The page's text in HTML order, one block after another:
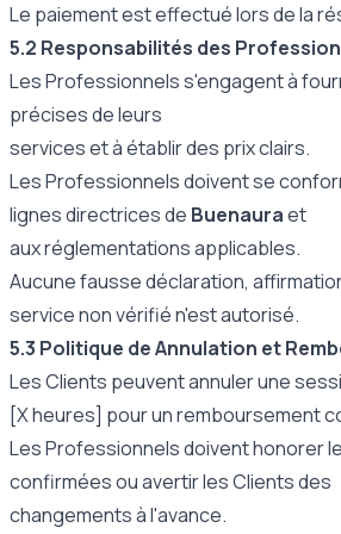
Le paiement est effectué lors de la
5.2 Responsabilités des
Les Professionnels s'engagent à
précises de leurs
services et à établir des prix clairs.
Les Professionnels doivent se
lignes directrices de Buenauraet
aux réglementations applicables.
Aucune fausse déclaration,
service non vérifié n'est autorisé.
5.3 Politique de Annulation et
Les Clients peuvent annuler une
[X heures] pour un remboursement
Les Professionnels doivent honorer
confirmées ou avertir les Clients des
changements à l'avance.